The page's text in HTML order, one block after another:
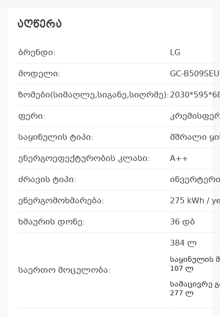
აღწერა
ბრენდი:
LG
მოდელი:
GC-
ზომები(სიმაღლე,სიგანე,სიღრმე):
ფერი:
საყინულის ტიპი:
მშრალი
ენერგოეფექტურობის კლასი:
A++
ძრავის ტიპი:
ინვერტერი
ენერგომოხმარება:
275 kWh /
ხმაურის დონე:
36 დბ
საერთო მოცულობა:
384 ლ
საყინულის
107 ლ
სამაცივრე
277 ლ